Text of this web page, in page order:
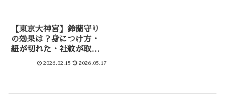
【東京大神宮】鈴蘭守り
の効果は？身につけ方・
紐が切れた・社紋が取れ
たを解説 2026.02.15 2026.05.17